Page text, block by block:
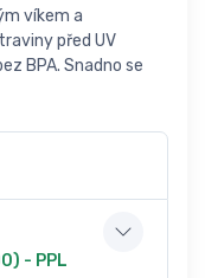
víkem a
před UV
BPA. Snadno se
- PPL